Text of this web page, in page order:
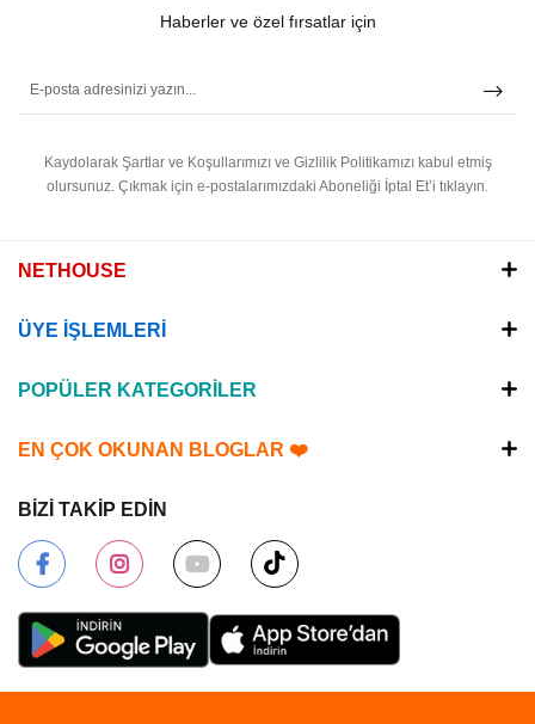
Haberler ve özel fırsatlar için
Kaydolarak Şartlar ve Koşullarımızı ve Gizlilik Politikamızı kabul etmiş
olursunuz. Çıkmak için e-postalarımızdaki Aboneliği İptal Et’i tıklayın.
NETHOUSE
ÜYE İŞLEMLERİ
POPÜLER KATEGORİLER
EN ÇOK OKUNAN BLOGLAR ❤️
BİZİ TAKİP EDİN